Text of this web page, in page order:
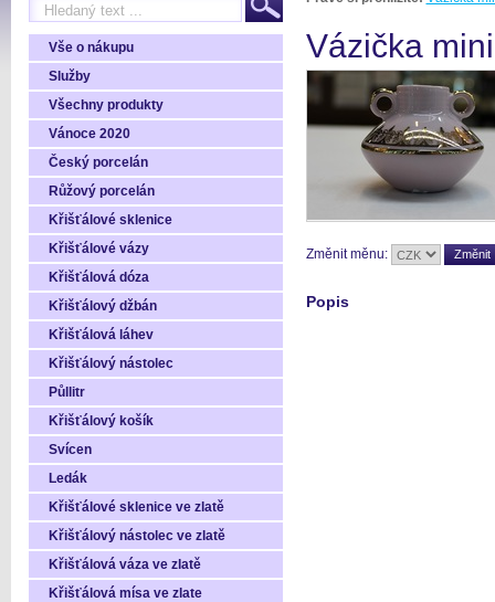
Vše o nákupu
Služby
Všechny produkty
Vánoce 2020
Český porcelán
Růžový porcelán
Křišťálové sklenice
Křišťálové vázy
Křišťálová dóza
Křišťálový džbán
Křišťálová láhev
Křišťálový nástolec
Půllitr
Křišťálový košík
Svícen
Ledák
Křišťálové sklenice ve zlatě
Křišťálový nástolec ve zlatě
Křišťálová váza ve zlatě
Křišťálová mísa ve zlate
Vázička
Změnit měnu:
Popis